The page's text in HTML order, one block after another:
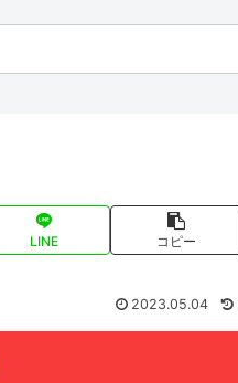
LINE コピー
2023.05.04